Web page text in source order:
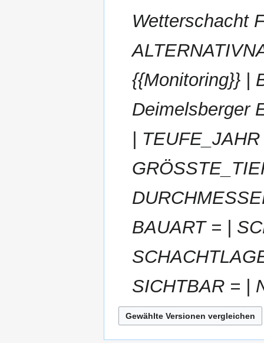
Wetterschacht
{{Monitoring}} |
Deimelsberger
|
BAUART = |
SICHTBAR = |